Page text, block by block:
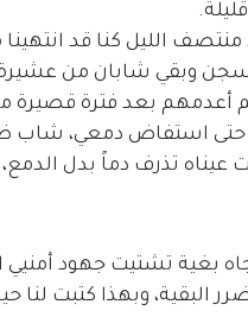
السجن وبقي شابان من
أعدمهم بعد فترة قصيرة
حتى استفاض دمعي، شاب
تذرف دماً بدل
بغية تشتيت جهود
البقية، وبهذا كتبت